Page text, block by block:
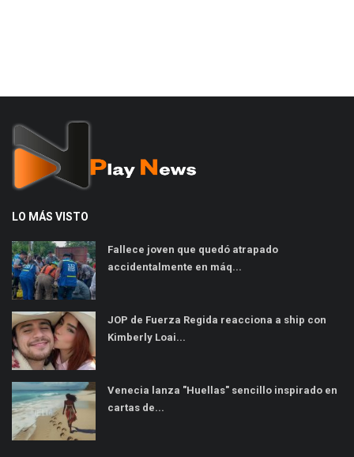
LO MÁS VISTO
Fallece joven que quedó atrapado
accidentalmente en máq...
JOP de Fuerza Regida reacciona a ship con
Kimberly Loai...
Venecia lanza "Huellas" sencillo inspirado en
cartas de...